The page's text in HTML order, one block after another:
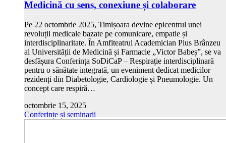
Medicină cu sens, conexiune și colaborare
Pe 22 octombrie 2025, Timișoara devine epicentrul unei
revoluții medicale bazate pe comunicare, empatie și
interdisciplinaritate. În Amfiteatrul Academician Pius Brânzeu
al Universității de Medicină și Farmacie „Victor Babeș”, se va
desfășura Conferința SoDiCaP – Respirație interdisciplinară
pentru o sănătate integrată, un eveniment dedicat medicilor
rezidenți din Diabetologie, Cardiologie și Pneumologie. Un
concept care respiră…
octombrie 15, 2025
Conferințe și seminarii